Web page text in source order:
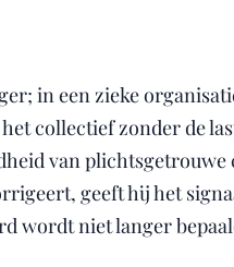
in een zieke
collectief zonder de
van plichtsgetrouwe
geeft hij het
wordt niet langer